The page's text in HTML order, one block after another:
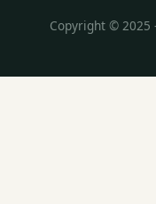
Copyright © 2025